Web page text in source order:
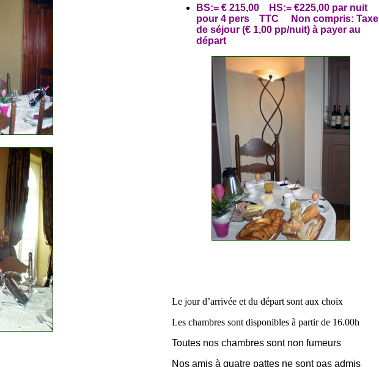
BS:= € 215,00 HS:= €225,00 par nuit
pour 4 pers TTC Non compris: Taxe
de séjour (€ 1,00 pp/nuit) à payer au
départ
Le jour d’arrivée et du départ sont aux choix
Les chambres sont disponibles à partir de 16.00h
Toutes nos chambres sont non fumeurs
Nos amis à quatre pattes ne sont pas admis